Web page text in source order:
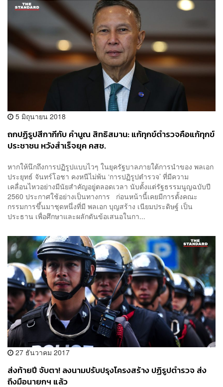
5 มิถุนายน 2018
ถกปฏิรูปสีกากีกับ คำนูณ สิทธิสมาน: แก้ทุกข์ตำรวจคือแก้ทุกข์
ประชาชน หวังสำเร็จยุค คสช.
หากให้นึกถึงการปฏิรูปแบบไวๆ ในยุครัฐบาลภายใต้การนำของ พลเอก
ประยุทธ์ จันทร์โอชา คงหนีไม่พ้น ‘การปฏิรูปตำรวจ’ ที่มีความ
เคลื่อนไหวอย่างมีนัยสำคัญอยู่ตลอดเวลา นับตั้งแต่รัฐธรรมนูญฉบับปี
2560 ประกาศใช้อย่างเป็นทางการ ก่อนหน้านี้เคยมีการตั้งคณะ
กรรมการขึ้นมาชุดหนึ่งที่มี พลเอก บุญสร้าง เนียมประดิษฐ์ เป็น
ประธาน เพื่อศึกษาและผลักดันข้อเสนอในกา...
27 ธันวาคม 2017
ส่งท้ายปี จับตา! ลงนามปรับปรุงโครงสร้าง ปฏิรูปตำรวจ ส่ง
ถึงมือนายกฯ แล้ว